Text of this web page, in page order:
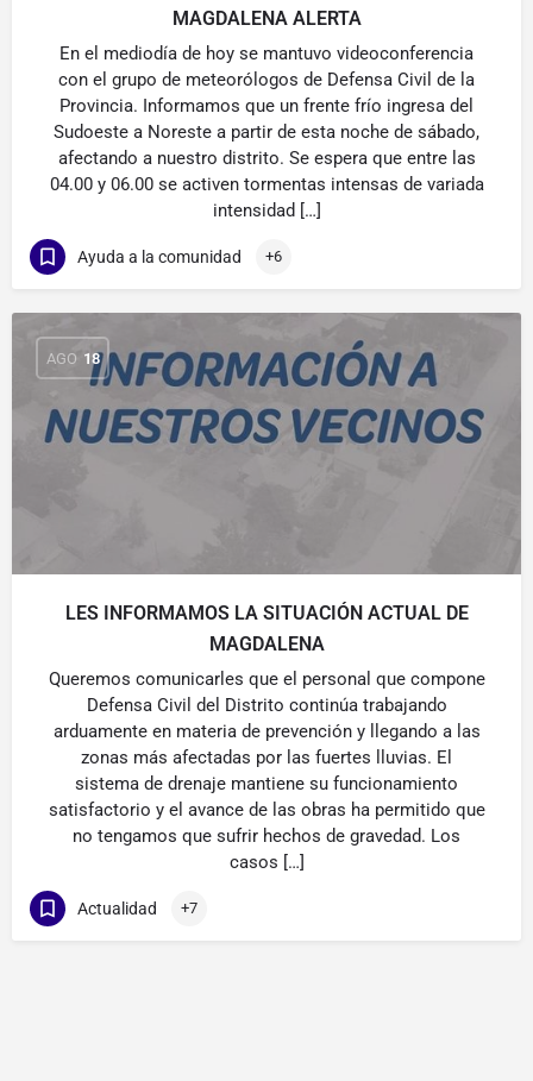
MAGDALENA ALERTA
En el mediodía de hoy se mantuvo videoconferencia
con el grupo de meteorólogos de Defensa Civil de la
Provincia. Informamos que un frente frío ingresa del
Sudoeste a Noreste a partir de esta noche de sábado,
afectando a nuestro distrito. Se espera que entre las
04.00 y 06.00 se activen tormentas intensas de variada
intensidad […]
Ayuda a la comunidad +6
AGO 18
LES INFORMAMOS LA SITUACIÓN ACTUAL DE
MAGDALENA
Queremos comunicarles que el personal que compone
Defensa Civil del Distrito continúa trabajando
arduamente en materia de prevención y llegando a las
zonas más afectadas por las fuertes lluvias. El
sistema de drenaje mantiene su funcionamiento
satisfactorio y el avance de las obras ha permitido que
no tengamos que sufrir hechos de gravedad. Los
casos […]
Actualidad +7